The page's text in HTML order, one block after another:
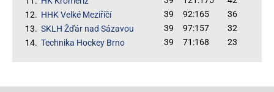
12. HHK Velké Meziříčí 39 92:165
36
13. SKLH Žďár nad Sázavou 39 97:157
32
14. Technika Hockey Brno 39 71:168 23